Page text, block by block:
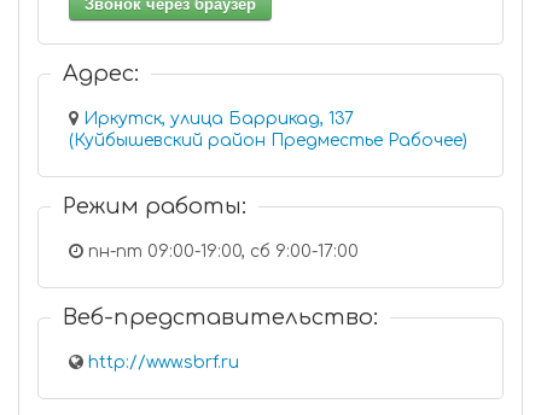
Звонок через браузер
Адрес:
Иркутск, улица Баррикад, 137
(Куйбышевский район Предместье Рабочее)
Режим работы:
пн-пт 09:00-19:00, сб 9:00-17:00
Веб-представительство:
http://www.sbrf.ru